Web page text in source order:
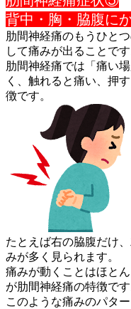
背中・胸・脇腹に
肋間神経痛のもうひと
して痛みが出ることです
肋間神経痛では「痛い
く、触れると痛い、押
徴です。
たとえば右の脇腹だけ
みが多 く見られます。
痛みが動くことはほと
が肋間神経痛の特徴です
このような痛みのパタ